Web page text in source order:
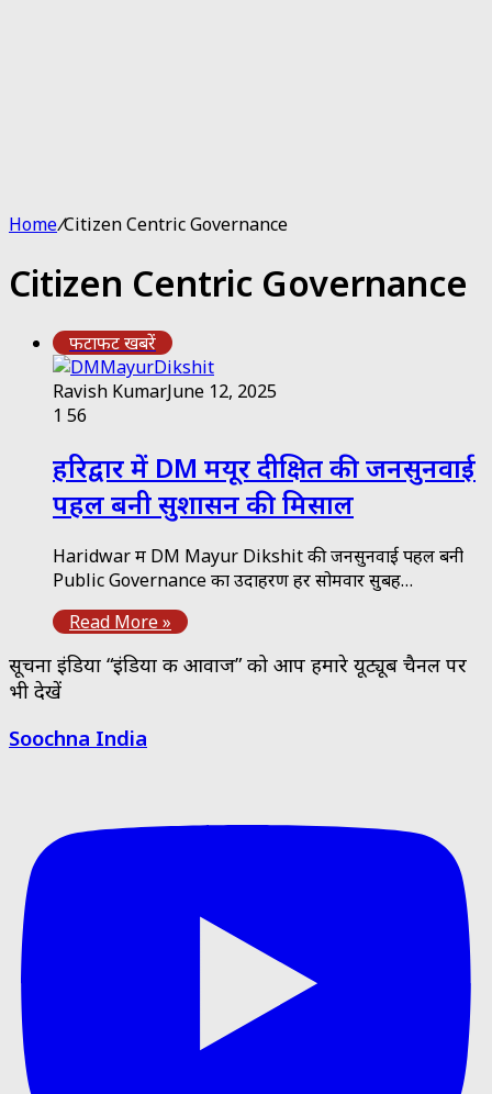
Home/Citizen Centric Governance
Citizen Centric Governance
फटाफट खबरें
Ravish KumarJune 12, 2025
1 56
हरिद्वार में DM मयूर दीक्षित की जनसुनवाई
पहल बनी सुशासन की मिसाल
Haridwar में DM Mayur Dikshit की जनसुनवाई पहल बनी
Public Governance का उदाहरण हर सोमवार सुबह…
Read More »
सूचना इंडिया “इंडिया की आवाज” को आप हमारे यूट्यूब चैनल पर
भी देखें
Soochna India